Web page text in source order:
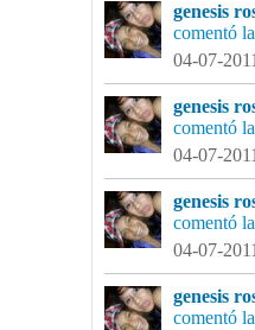
genesis
comentó
04-07-
genesis
comentó
04-07-
genesis
comentó
04-07-
genesis
comentó